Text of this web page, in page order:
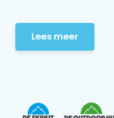
Lees meer